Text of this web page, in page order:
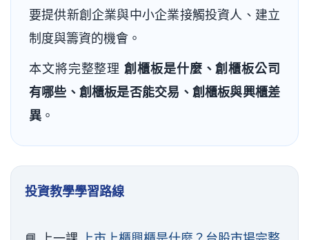
要提供新創企業與中小企業接觸投資人、建立
制度與籌資的機會。
本文將完整整理創櫃板是什麼、創櫃板公司
有哪些、創櫃板是否能交易、創櫃板與興櫃差
異 。
投資教學學習路線